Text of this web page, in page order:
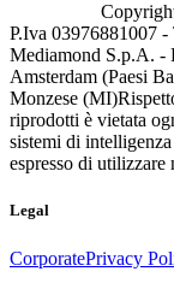
P.Iva 03976881007
Mediamond S.p.A. -
Amsterdam (Paesi
Monzese (MI)
riprodotti è vietata
sistemi di
espresso di utilizzare
Legal
CorporatePrivacy